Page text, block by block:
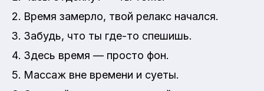
Время замерло, твой релакс начался.
Забудь, что ты где-то спешишь.
Здесь время — просто фон.
Массаж вне времени и суеты.